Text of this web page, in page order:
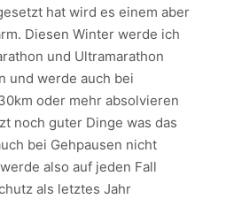
hat wird es einem aber
Diesen Winter werde ich
und Ultramarathon
und werde auch bei
oder mehr absolvieren
noch guter Dinge was das
bei Gehpausen nicht
also auf jeden Fall
als letztes Jahr